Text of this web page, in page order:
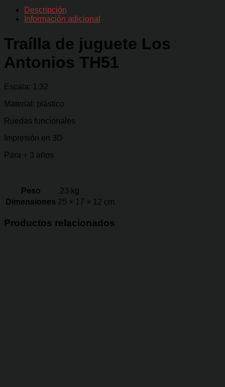
cantidad
Descripción
Información adicional
Traílla de juguete Los
Antonios TH51
Escala: 1:32
Material: plástico
Ruedas funcionales
Impresión en 3D
Para + 3 años
Peso
.23 kg
Dimensiones 25 × 17 × 12 cm
Productos relacionados